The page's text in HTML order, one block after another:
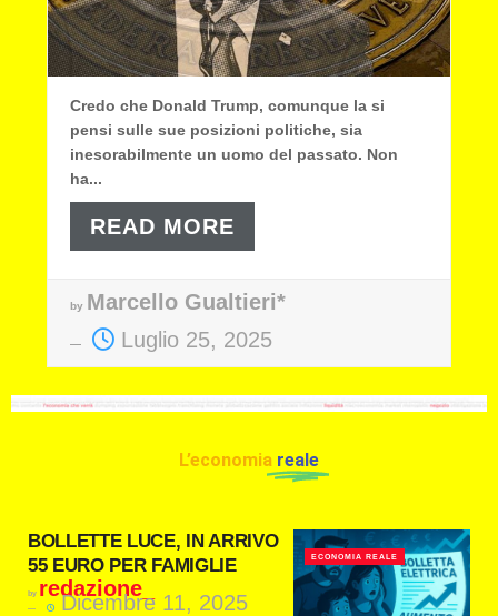
Credo che Donald Trump, comunque la si
pensi sulle sue posizioni politiche, sia
inesorabilmente un uomo del passato. Non
ha...
READ MORE
by Marcello Gualtieri*
Luglio 25, 2025
L’economia reale
ECONOMIA REALE
BOLLETTE LUCE, IN ARRIVO
55 EURO PER FAMIGLIE
by redazione_
Dicembre 11, 2025